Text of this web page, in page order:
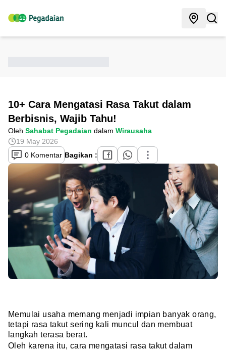
10+ Cara Mengatasi Rasa Takut dalam
Berbisnis, Wajib Tahu!
Oleh Sahabat Pegadaian dalam Wirausaha
19 May 2026
0 Komentar Bagikan :
Memulai usaha memang menjadi impian banyak orang,
tetapi rasa takut sering kali muncul dan membuat
langkah terasa berat.
Oleh karena itu, cara mengatasi rasa takut dalam